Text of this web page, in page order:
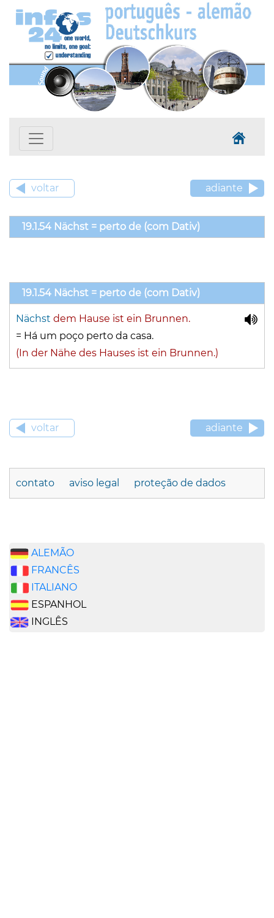
voltar adiante
19.1.54 Nächst = perto de (com Dativ)
19.1.54 Nächst = perto de (com Dativ)
Nächst dem Hause ist ein Brunnen.
= Há um poço perto da casa.
(In der Nähe des Hauses ist ein Brunnen.)
voltar adiante
contato aviso legal proteção de dados
ALEMÃO
FRANCÊS
ITALIANO
ESPANHOL
INGLÊS